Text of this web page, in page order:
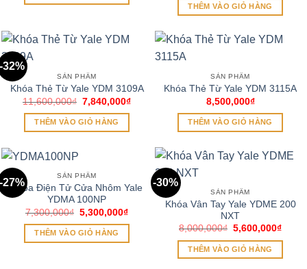
THÊM VÀO GIỎ HÀNG
-32%
SẢN PHẨM
Khóa Thẻ Từ Yale YDM 3109A
11,600,000₫ Giá
gốc
là:
11,600,000₫.
7,840,000₫Giá
THÊM VÀO GIỎ HÀNG
SẢN PHẨM
Khóa Thẻ Từ Yale YDM 3115A
8,500,000₫
THÊM VÀO GIỎ HÀNG
-27%
SẢN PHẨM
Khóa Điện Tử Cửa Nhôm Yale
YDMA 100NP
7,300,000₫ Giá
gốc
là:
7,300,000₫.
5,300,000₫Giá
THÊM VÀO GIỎ HÀNG
-30%
SẢN PHẨM
Khóa Vân Tay Yale YDME 200
NXT
8,000,000₫ Giá
là:
8,000,000₫.
5,600,000₫Giá
THÊM VÀO GIỎ HÀNG